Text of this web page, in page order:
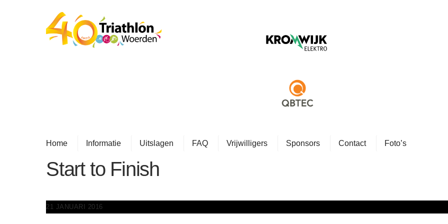
Home Informatie Uitslagen FAQ Vrijwilligers Sponsors Contact Foto’s
Start to Finish
21 JANUARI 2016